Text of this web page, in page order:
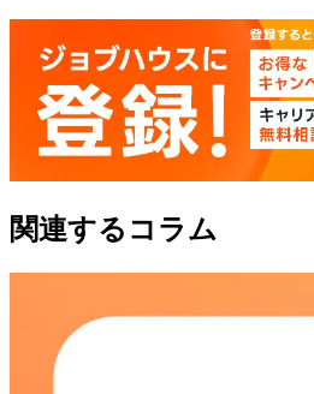
関連するコラム